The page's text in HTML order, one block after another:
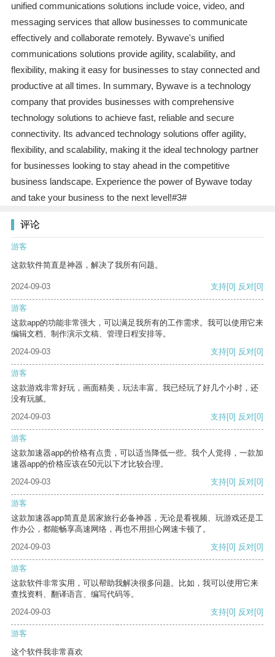
unified communications solutions include voice, video, and
messaging services that allow businesses to communicate
effectively and collaborate remotely. Bywave's unified
communications solutions provide agility, scalability, and
flexibility, making it easy for businesses to stay connected and
productive at all times. In summary, Bywave is a technology
company that provides businesses with comprehensive
technology solutions to achieve fast, reliable and secure
connectivity. Its advanced technology solutions offer agility,
flexibility, and scalability, making it the ideal technology partner
for businesses looking to stay ahead in the competitive
business landscape. Experience the power of Bywave today
and take your business to the next level!#3#
评论
游客
这款软件简直是神器，解决了我所有问题。
2024-09-03 支持[0] 反对[0]
游客
这款app的功能非常强大，可以满足我所有的工作需求。我可以使用它来
编辑文档、制作演示文稿、管理日程安排等。
2024-09-03
支持[0] 反对[0]
游客
这款游戏非常好玩，画面精美，玩法丰富。我已经玩了好几个小时，还
没有玩腻。
2024-09-03
支持[0] 反对[0]
游客
这款加速器app的价格有点贵，可以适当降低一些。我个人觉得，一款加
速器app的价格应该在50元以下才比较合理。
2024-09-03
支持[0] 反对[0]
游客
这款加速器app简直是居家旅行必备神器，无论是看视频、玩游戏还是工
作办公，都能畅享高速网络，再也不用担心网速卡顿了。
2024-09-03
支持[0] 反对[0]
游客
这款软件非常实用，可以帮助我解决很多问题。比如，我可以使用它来
查找资料、翻译语言、编写代码等。
2024-09-03
支持[0] 反对[0]
游客
这个软件我非常喜欢